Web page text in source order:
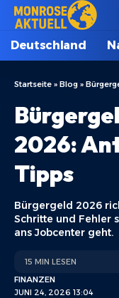
Deutschland
Startseite » Blog »
2026:
Tipps
Bürgergeld 2026
Schritte und Fehler
ans Jobcenter geht.
JUNI 24, 2026 13:04
FINANZEN
15 MIN LESEN